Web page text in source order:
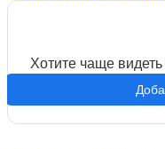
Хотите чаще